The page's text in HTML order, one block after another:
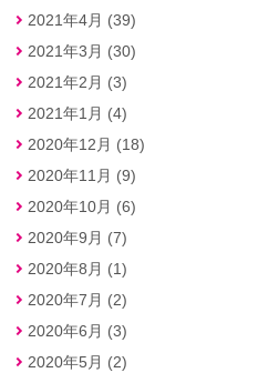
2021年4月 (39)
2021年3月 (30)
2021年2月 (3)
2021年1月 (4)
2020年12月 (18)
2020年11月 (9)
2020年10月 (6)
2020年9月 (7)
2020年8月 (1)
2020年7月 (2)
2020年6月 (3)
2020年5月 (2)